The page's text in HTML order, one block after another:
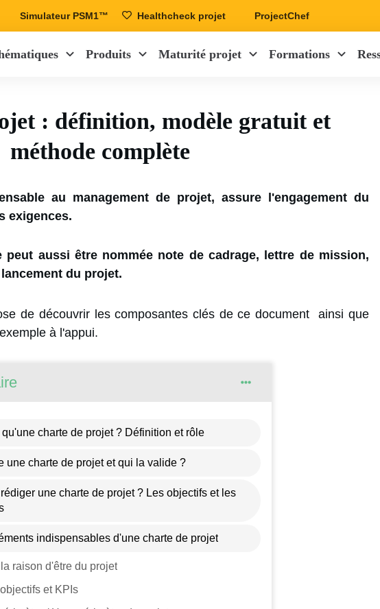
Simulateur PSM1™ Healthcheck projet ProjectChef
Produits Maturité projet Formations
: définition, modèle gratuit et
méthode complète
au management de projet, assure l'engagement du
exigences.
aussi être nommée note de cadrage, lettre de mission,
du projet.
de découvrir les composantes clés de ce document ainsi que
à l'appui.
charte de projet ? Définition et rôle
une charte de projet et qui la valide ?
une charte de projet ? Les objectifs et les
indispensables d'une charte de projet
raison d'être du projet
et KPIs